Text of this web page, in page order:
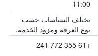
11:00
تختلف السياسات حسب
نوع الغرفة ومزود الخدمة.
+61 355 772 241